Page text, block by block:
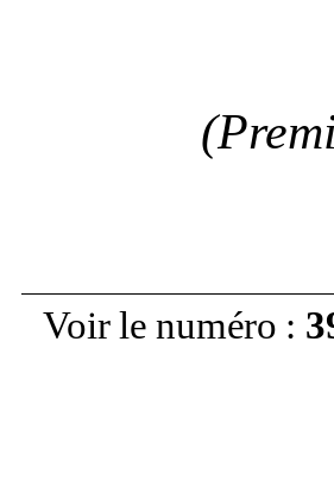
Voir le numéro :